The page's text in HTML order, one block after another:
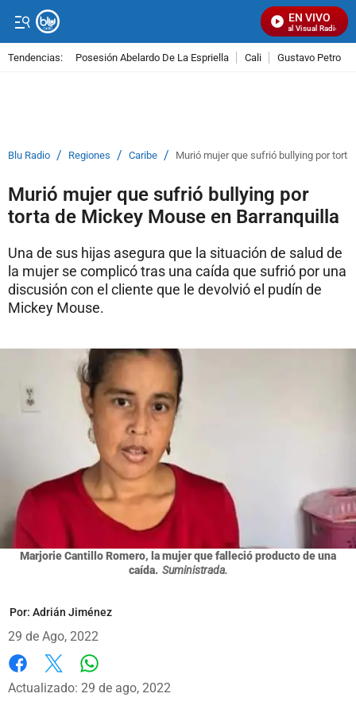
EN VIVO
Señal Visual Radio
Tendencias: Posesión Abelardo De La Espriella Cali Gustavo Petro
Blu Radio / Regiones / Caribe / Murió mujer que sufrió bullying por
Murió mujer que sufrió bullying por
torta de Mickey Mouse en Barranquilla
Una de sus hijas asegura que la situación de salud de
la mujer se complicó tras una caída que sufrió por una
discusión con el cliente que le devolvió el pudín de
Mickey Mouse.
Marjorie Cantillo Romero, la mujer que falleció producto de una
caída. Suministrada.
Por: Adrián Jiménez
29 de Ago, 2022
Facebook
X
Actualizado: 29 de ago, 2022